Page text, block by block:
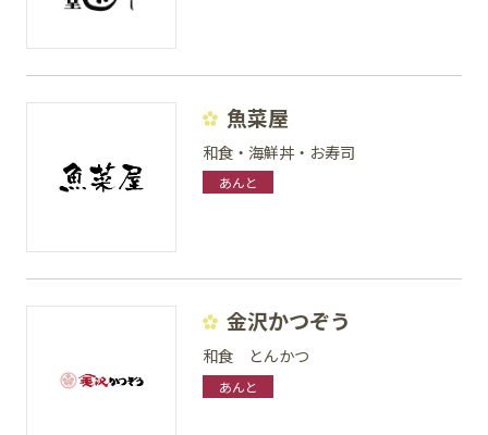
魚菜屋
和食・海鮮丼・お寿司
あんと
金沢かつぞう
和食 とんかつ
あんと